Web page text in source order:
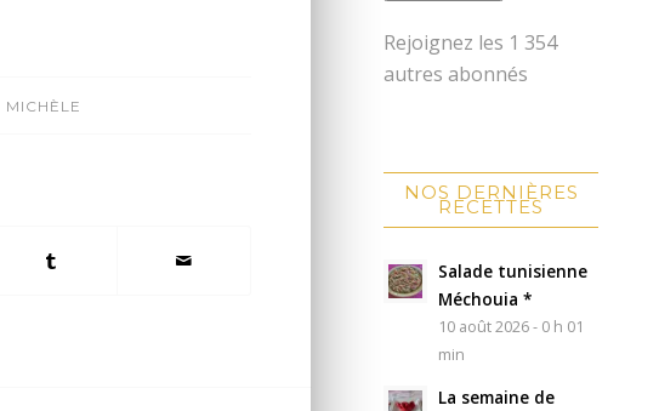
MICHÈLE
Rejoignez les 1 354
autres abonnés
NOS DERNIÈRES
RECETTES
Salade tunisienne
Méchouia *
10 août 2026 - 0 h 01
min
La semaine de